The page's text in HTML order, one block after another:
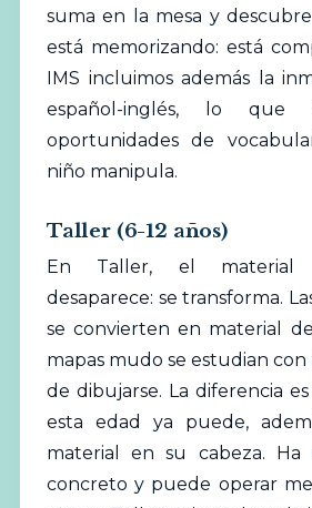
suma en la mesa y
está memorizando: está
IMS incluimos además la
español-inglés, lo que
oportunidades de
niño manipula.
Taller (6-12 años)
En Taller, el material
desaparece: se transforma.
se convierten en material
mapas mudo se estudian con
de dibujarse. La diferencia
esta edad ya puede,
material en su cabeza. Ha
concreto y puede operar